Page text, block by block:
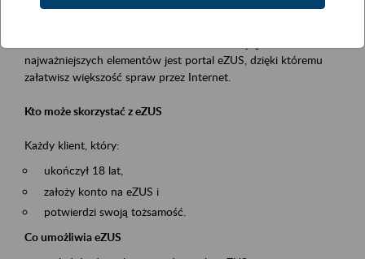
Platforma Usług Elektronicznych ZUS eZUS
najważniejszych elementów jest portal eZUS, dzięki któremu
załatwisz większość spraw przez Internet.
Kto może skorzystać z eZUS
Każdy klient, który:
ukończył 18 lat,
założy konto na eZUS i
potwierdzi swoją tożsamość.
Co umożliwia eZUS